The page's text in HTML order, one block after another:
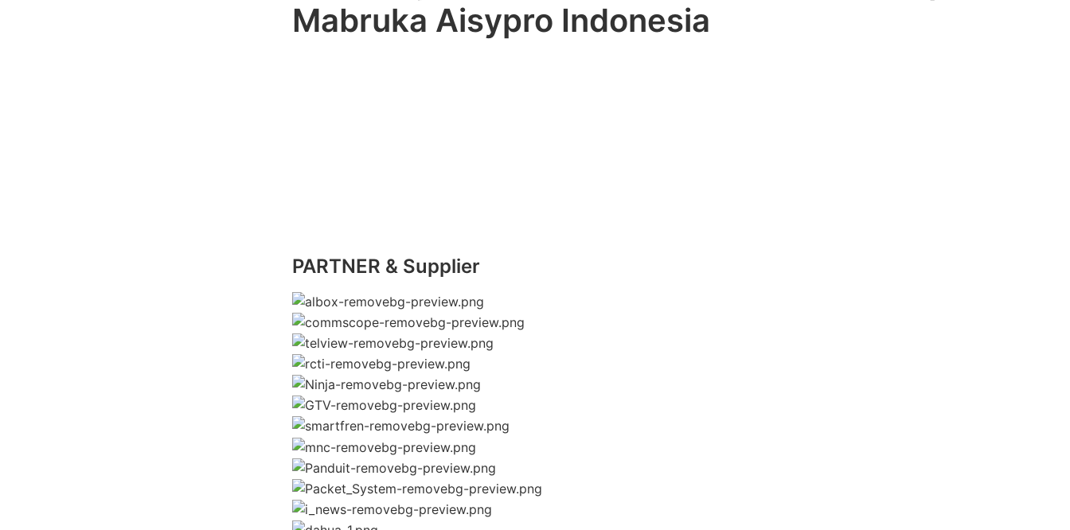
Mabruka Aisypro Indonesia
PARTNER & Supplier